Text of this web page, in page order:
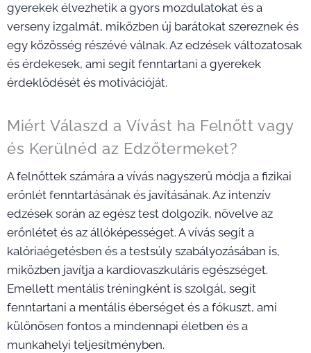
gyerekek élvezhetik a gyors mozdulatokat és a
verseny izgalmát, miközben új barátokat szereznek és
egy közösség részévé válnak. Az edzések változatosak
és érdekesek, ami segít fenntartani a gyerekek
érdeklődését és motivációját.
Miért Válaszd a Vívást ha Felnőtt vagy
és Kerülnéd az Edzőtermeket?
A felnőttek számára a vívás nagyszerű módja a fizikai
erőnlét fenntartásának és javításának. Az intenzív
edzések során az egész test dolgozik, növelve az
erőnlétet és az állóképességet. A vívás segít a
kalóriaégetésben és a testsúly szabályozásában is,
miközben javítja a kardiovaszkuláris egészséget.
Emellett mentális tréningként is szolgál, segít
fenntartani a mentális éberséget és a fókuszt, ami
különösen fontos a mindennapi életben és a
munkahelyi teljesítményben.